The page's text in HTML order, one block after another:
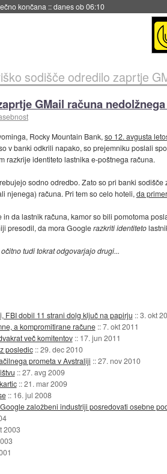
ob 06:09
sodišče odredilo zaprtje
GMail računa
Rocky Mountain Bank, so 12. avgusta
v banki odkrili napako, so prejemniku poslali
razkrije identiteto lastnika e-poštnega računa.
sodno odredbo. Zato so pri banki
njenega) računa. Pri tem so celo hoteli, da
da lastnik računa, kamor so bili pomotoma
presodil, da mora Googlerazkriti identiteto
tudi tokrat odgovarjajo drugi...
FBI dobil 11 strani dolg ključ na papirju ::3. okt
a kompromitirane račune ::7. okt 2011
več komitentov :: 17. jun 2011
posledic ::29. dec 2010
prometa v Avstraliji ::27. nov 2010
::27. avg 2009
::21. mar 2009
:: 16. jul 2008
založbeni industriji posredovati osebne
2003